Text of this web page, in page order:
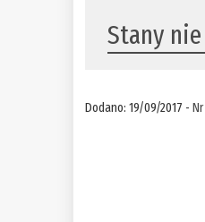
Stany nie
Dodano: 19/09/2017 -